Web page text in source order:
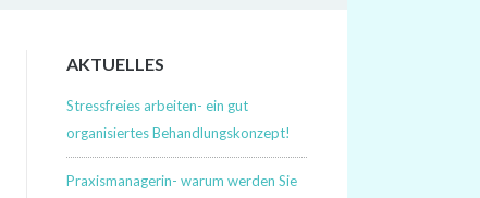
AKTUELLES
Stressfreies arbeiten- ein gut
organisiertes Behandlungskonzept!
Praxismanagerin- warum werden Sie